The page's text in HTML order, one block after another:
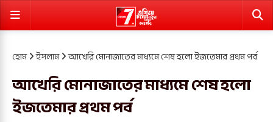
হোম ইসলাম আখেরি মোনাজাতের মাধ্যমে শেষ হলো ইজতেমার প্রথম পর্ব
আখেরি মোনাজাতের মাধ্যমে শেষ হলো
ইজতেমার প্রথম পর্ব